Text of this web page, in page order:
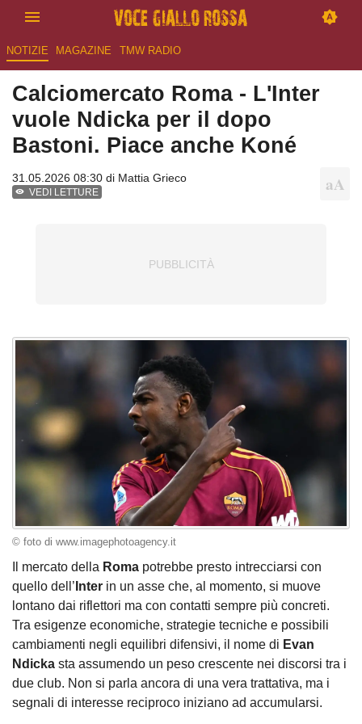
NOTIZIE MAGAZINE TMW RADIO
Calciomercato Roma - L'Inter
vuole Ndicka per il dopo
Bastoni. Piace anche Koné
31.05.2026 08:30 di Mattia Grieco
VEDI LETTURE
© foto di www.imagephotoagency.it
Il mercato della Roma potrebbe presto intrecciarsi con
quello dell’ Inter in un asse che, al momento, si muove
lontano dai riflettori ma con contatti sempre più concreti.
Tra esigenze economiche, strategie tecniche e possibili
cambiamenti negli equilibri difensivi, il nome di Evan
Ndicka sta assumendo un peso crescente nei discorsi tra i
due club. Non si parla ancora di una vera trattativa, ma i
segnali di interesse reciproco iniziano ad accumularsi.